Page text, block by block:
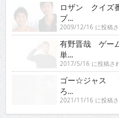
ロザン クイズ
ブ...
2009/12/16 に投稿
有野晋哉 ゲー
単...
2017/5/16 に投稿さ
ゴー☆ジャス 『
ろ...
2021/11/16 に投稿